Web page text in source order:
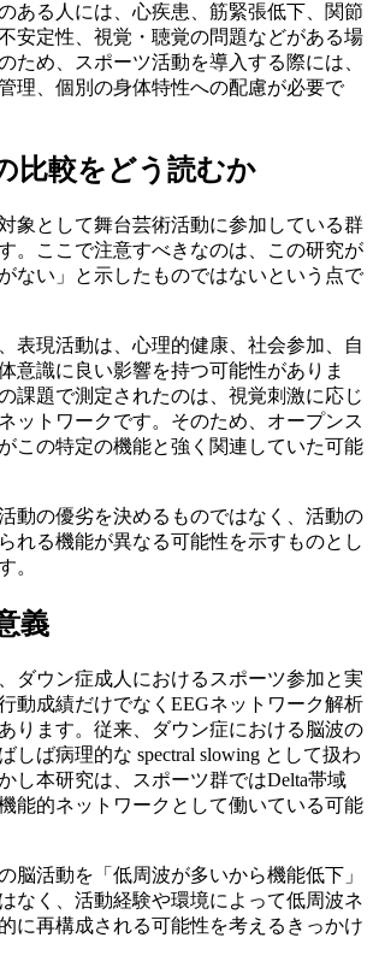
ある人には、心疾患、筋緊張低下、関節
安定性、視覚・聴覚の問題などがある場
ため、スポーツ活動を導入する際には、
理、個別の身体特性への配慮が必要で
比較をどう読むか
象として舞台芸術活動に参加している群
。ここで注意すべきなのは、この研究が
ない」と示したものではないという点で
表現活動は、心理的健康、社会参加、自
意識に良い影響を持つ可能性がありま
課題で測定されたのは、視覚刺激に応じ
ットワークです。そのため、オープンス
この特定の機能と強く関連していた可能
動の優劣を決めるものではなく、活動の
れる機能が異なる可能性を示すものとし
。
義
ダウン症成人におけるスポーツ参加と実
動成績だけでなくEEGネットワーク解析
ります。従来、ダウン症における脳波の
しば病理的な spectral slowing として扱わ
し本研究は、スポーツ群ではDelta帯域
能的ネットワークとして働いている可能
脳活動を「低周波が多いから機能低下」
なく、活動経験や環境によって低周波ネ
に再構成される可能性を考えるきっかけ